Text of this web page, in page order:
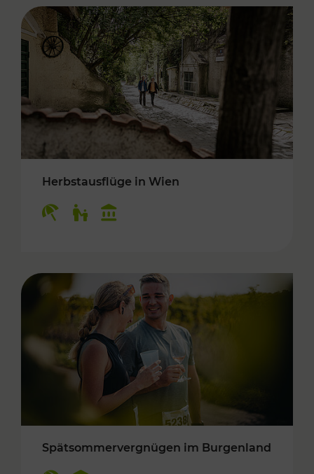
Herbstausflüge in Wien
Spätsommervergnügen im Burgenland